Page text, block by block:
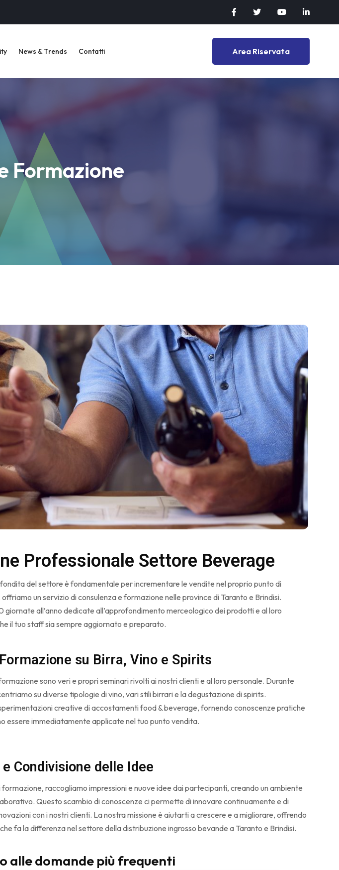
News & Trends Contatti Area Riservata
Formazione
Professionale Settore Beverage
del settore è fondamentale per incrementare le vendite nel proprio punto di
un servizio di consulenza e formazione nelle province di Taranto e Brindisi.
giornate all’anno dedicate all’approfondimento merceologico dei prodotti e al loro
il tuo staff sia sempre aggiornato e preparato.
su Birra, Vino e Spirits
sono veri e propri seminari rivolti ai nostri clienti e al loro personale. Durante
su diverse tipologie di vino, vari stili birrari e la degustazione di spirits.
creative di accostamenti food & beverage, fornendo conoscenze pratiche
essere immediatamente applicate nel tuo punto vendita.
e Condivisione delle Idee
raccogliamo impressioni e nuove idee dai partecipanti, creando un ambiente
Questo scambio di conoscenze ci permette di innovare continuamente e di
con i nostri clienti. La nostra missione è aiutarti a crescere e a migliorare, offrendo
fa la differenza nel settore della distribuzione ingrosso bevande a Taranto e Brindisi.
alle domande più frequenti